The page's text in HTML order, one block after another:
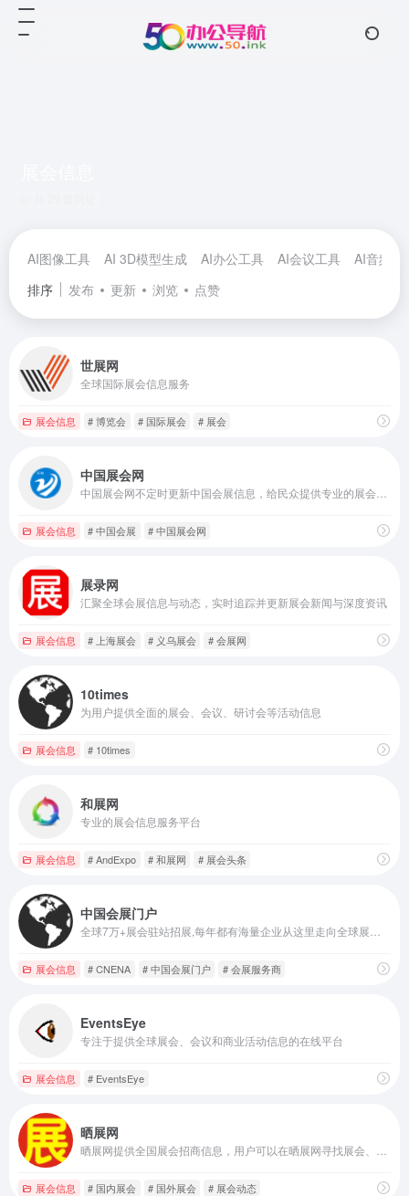
AI图像工具 AI 3D模型生成 AI办公工具 AI会议工具
AI音频工
排序
发布 更新 浏览 点赞
世展网
全球国际展会信息服务
展会信息 # 博览会 # 国际展会 # 展会
中国展会网
展会信息 # 中国会展 # 中国展会网
展录网
汇聚全球会展信息与动态，实时追踪并更新展会新闻与深度资讯
展会信息 # 上海展会 # 义乌展会 # 会展网
10times
为用户提供全面的展会、会议、研讨会等活动信息
展会信息 # 10times
和展网
专业的展会信息服务平台
展会信息 # AndExpo # 和展网 # 展会头条
中国会展门户
展会信息 # CNENA # 中国会展门户 # 会展服务商
EventsEye
专注于提供全球展会、会议和商业活动信息的在线平台
展会信息 # EventsEye
晒展网
展会信息 # 国内展会 # 国外展会 # 展会动态